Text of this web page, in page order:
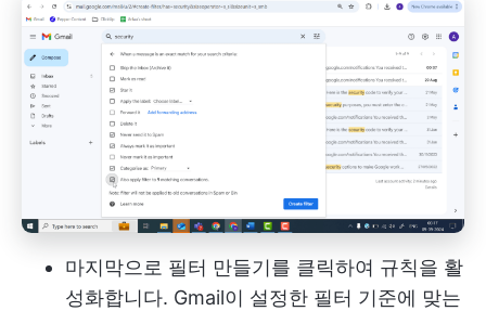
마지막으로 필터 만들기를 클릭하여 규칙을 활
성화합니다. Gmail이 설정한 필터 기준에 맞는